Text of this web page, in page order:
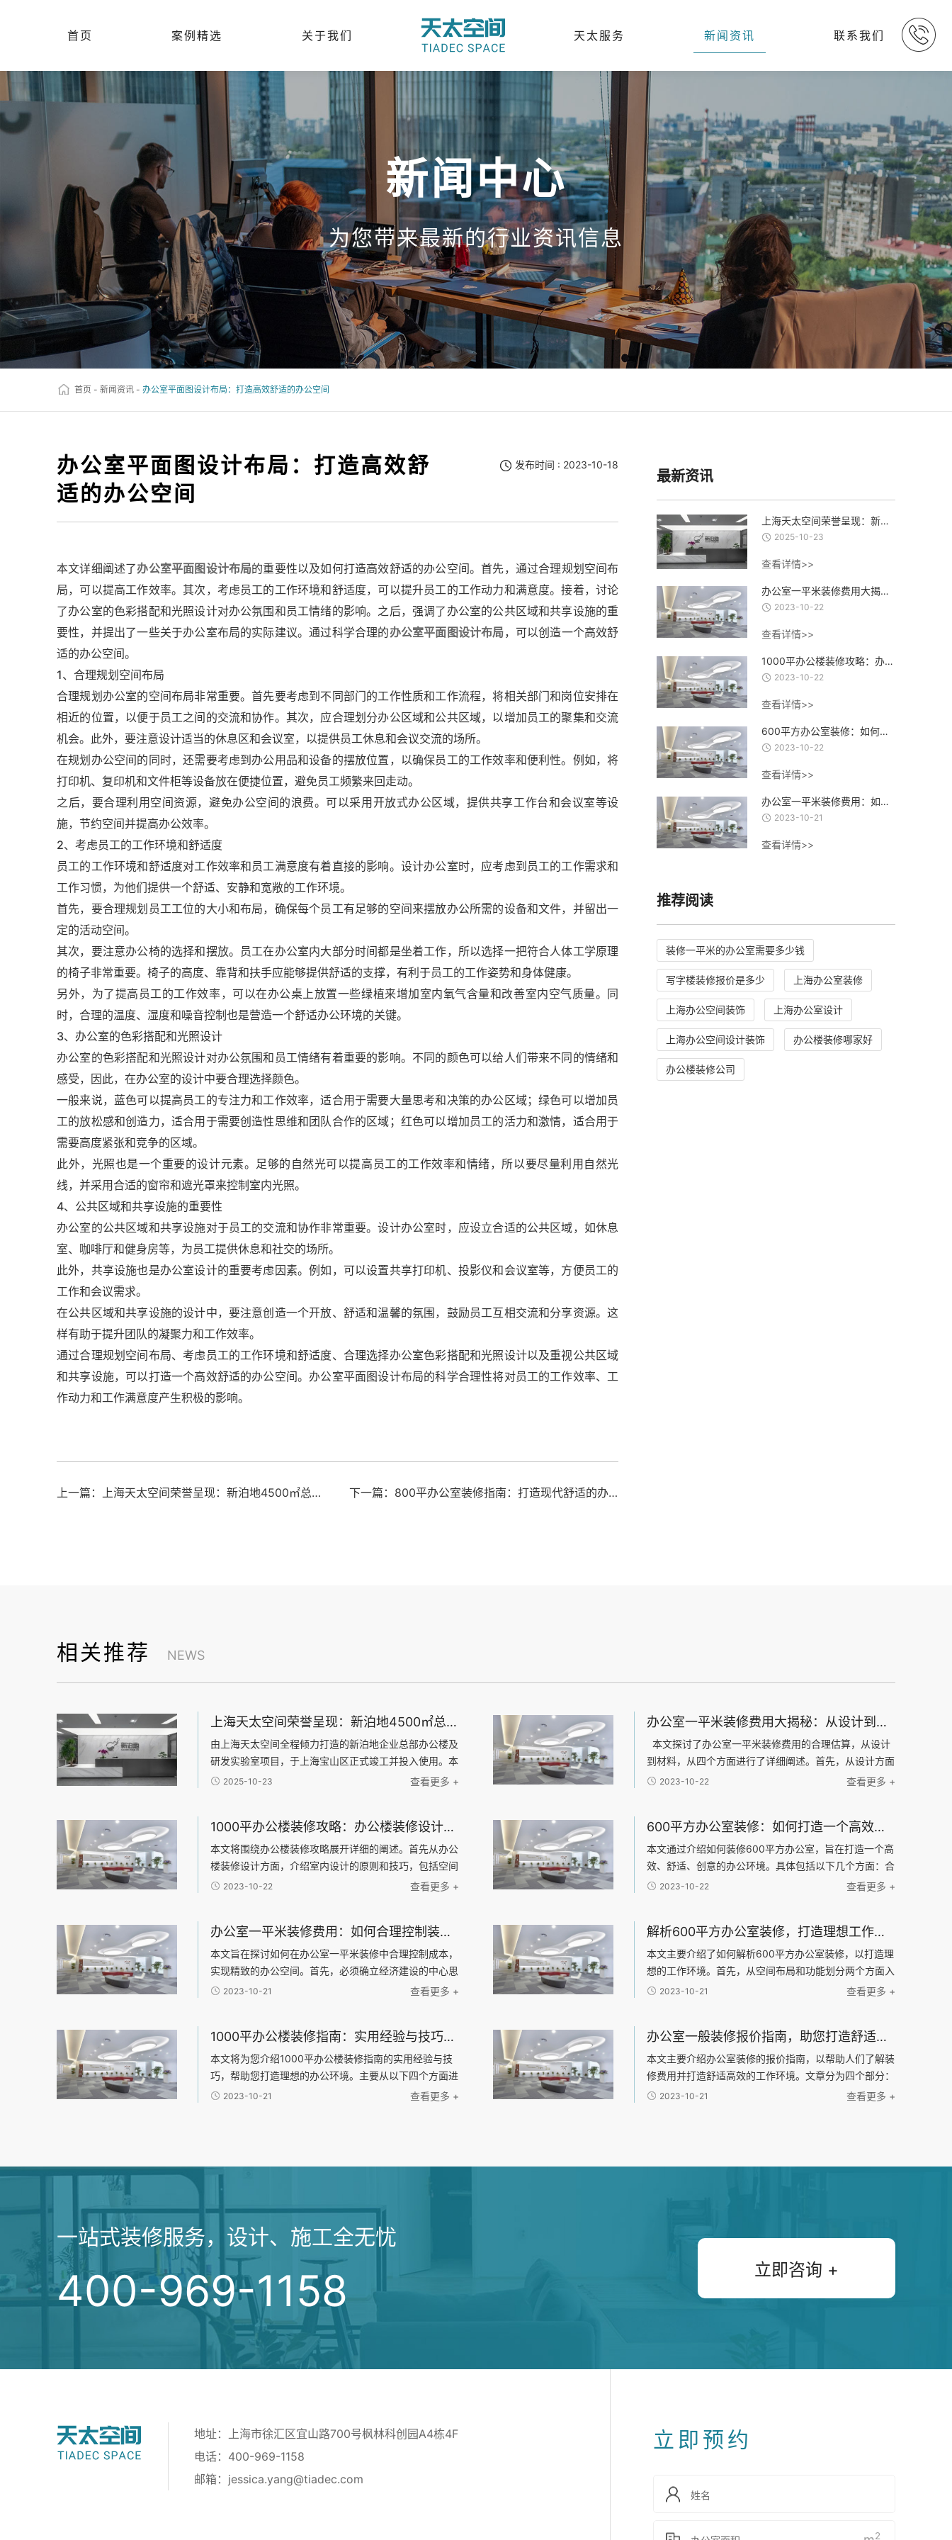
首页 案例精选 关于我们 天太服务 新闻资讯 联系我们
新闻中心
为您带来最新的行业资讯信息
首页 - 新闻资讯 - 办公室平面图设计布局：打造高效舒适的办公空间
办公室平面图设计布局：打造高效舒
适的办公空间
发布时间 : 2023-10-18
本文详细阐述了办公室平面图设计布局的重要性以及如何打造高效舒适的办公空间。首先，通过合理规划空间布
局，可以提高工作效率。其次，考虑员工的工作环境和舒适度，可以提升员工的工作动力和满意度。接着，讨论
了办公室的色彩搭配和光照设计对办公氛围和员工情绪的影响。之后，强调了办公室的公共区域和共享设施的重
要性，并提出了一些关于办公室布局的实际建议。通过科学合理的办公室平面图设计布局，可以创造一个高效舒
适的办公空间。
1、合理规划空间布局
合理规划办公室的空间布局非常重要。首先要考虑到不同部门的工作性质和工作流程，将相关部门和岗位安排在
相近的位置，以便于员工之间的交流和协作。其次，应合理划分办公区域和公共区域，以增加员工的聚集和交流
机会。此外，要注意设计适当的休息区和会议室，以提供员工休息和会议交流的场所。
在规划办公空间的同时，还需要考虑到办公用品和设备的摆放位置，以确保员工的工作效率和便利性。例如，将
打印机、复印机和文件柜等设备放在便捷位置，避免员工频繁来回走动。
之后，要合理利用空间资源，避免办公空间的浪费。可以采用开放式办公区域，提供共享工作台和会议室等设
施，节约空间并提高办公效率。
2、考虑员工的工作环境和舒适度
员工的工作环境和舒适度对工作效率和员工满意度有着直接的影响。设计办公室时，应考虑到员工的工作需求和
工作习惯，为他们提供一个舒适、安静和宽敞的工作环境。
首先，要合理规划员工工位的大小和布局，确保每个员工有足够的空间来摆放办公所需的设备和文件，并留出一
定的活动空间。
其次，要注意办公椅的选择和摆放。员工在办公室内大部分时间都是坐着工作，所以选择一把符合人体工学原理
的椅子非常重要。椅子的高度、靠背和扶手应能够提供舒适的支撑，有利于员工的工作姿势和身体健康。
另外，为了提高员工的工作效率，可以在办公桌上放置一些绿植来增加室内氧气含量和改善室内空气质量。同
时，合理的温度、湿度和噪音控制也是营造一个舒适办公环境的关键。
3、办公室的色彩搭配和光照设计
办公室的色彩搭配和光照设计对办公氛围和员工情绪有着重要的影响。不同的颜色可以给人们带来不同的情绪和
感受，因此，在办公室的设计中要合理选择颜色。
一般来说，蓝色可以提高员工的专注力和工作效率，适合用于需要大量思考和决策的办公区域；绿色可以增加员
工的放松感和创造力，适合用于需要创造性思维和团队合作的区域；红色可以增加员工的活力和激情，适合用于
需要高度紧张和竞争的区域。
此外，光照也是一个重要的设计元素。足够的自然光可以提高员工的工作效率和情绪，所以要尽量利用自然光
线，并采用合适的窗帘和遮光罩来控制室内光照。
4、公共区域和共享设施的重要性
办公室的公共区域和共享设施对于员工的交流和协作非常重要。设计办公室时，应设立合适的公共区域，如休息
室、咖啡厅和健身房等，为员工提供休息和社交的场所。
此外，共享设施也是办公室设计的重要考虑因素。例如，可以设置共享打印机、投影仪和会议室等，方便员工的
工作和会议需求。
在公共区域和共享设施的设计中，要注意创造一个开放、舒适和温馨的氛围，鼓励员工互相交流和分享资源。这
样有助于提升团队的凝聚力和工作效率。
通过合理规划空间布局、考虑员工的工作环境和舒适度、合理选择办公室色彩搭配和光照设计以及重视公共区域
和共享设施，可以打造一个高效舒适的办公空间。办公室平面图设计布局的科学合理性将对员工的工作效率、工
作动力和工作满意度产生积极的影响。
上一篇：上海天太空间荣誉呈现：新泊地4500㎡总部科研办公一体化空间圆满交付 下一篇：800平办公室装修指南：打造现代舒适的办公环境，提升企业形象与员工工作效率
最新资讯
上海天太空间荣誉呈现：新泊地4500㎡总部科研办公一体化空间圆满交付
2025-10-23
查看详情>>
办公室一平米装修费用大揭秘：从设计到材料，了解每一项费用的合理估算
2023-10-22
查看详情>>
1000平办公楼装修攻略：办公楼装修设计、材料选择与施工流程全指南
2023-10-22
查看详情>>
600平方办公室装修：如何打造一个高效、舒适、创意的办公环境？
2023-10-22
查看详情>>
办公室一平米装修费用：如何合理控制装修成本，实现精致办公空间的经济建设
2023-10-21
查看详情>>
推荐阅读
装修一平米的办公室需要多少钱
写字楼装修报价是多少 上海办公室装修
上海办公空间装饰 上海办公室设计
上海办公空间设计装饰 办公楼装修哪家好
办公楼装修公司
相关推荐 NEWS
上海天太空间荣誉呈现：新泊地4500㎡总部科研办公一体化空间圆满交付
由上海天太空间全程倾力打造的新泊地企业总部办公楼及
研发实验室项目，于上海宝山区正式竣工并投入使用。本
项目总面积达4500平方米，是天太空间在高新技术企业
技术企业的独特需求，天太空间设计团队以“专业、高
效、安全”为核心设计原则，精准规划空间架构。我们通
过清晰的动线与功能分区，实现了办公区与实验区的独立
与联动，既保障了研发环境的专业性与安全性，又极大地
2025-10-23 查看更多 +
办公室一平米装修费用大揭秘：从设计到材料，了解每一项费用的合理估算
本文探讨了办公室一平米装修费用的合理估算，从设计
到材料，从四个方面进行了详细阐述。首先，从设计方面
分析了办公室装修所需的设计费用，并介绍了不同设计风
2023-10-22 查看更多 +
1000平办公楼装修攻略：办公楼装修设计、材料选择与施工流程全指南
本文将围绕办公楼装修攻略展开详细的阐述。首先从办公
楼装修设计方面，介绍室内设计的原则和技巧，包括空间
布局、光线利用、色彩搭配等。然后，探讨办公楼装修材
2023-10-22 查看更多 +
600平方办公室装修：如何打造一个高效、舒适、创意的办公环境？
本文通过介绍如何装修600平方办公室，旨在打造一个高
效、舒适、创意的办公环境。具体包括以下几个方面：合
理布局、舒适家具、科技智能化和独特创意元素。合理布
2023-10-22 查看更多 +
办公室一平米装修费用：如何合理控制装修成本，实现精致办公空间的经济建设
本文旨在探讨如何在办公室一平米装修中合理控制成本，
实现精致的办公空间。首先，必须确立经济建设的中心思
想。其次，可以从四个方面入手：定制化设计、材料选
2023-10-21 查看更多 +
解析600平方办公室装修，打造理想工作环境的技巧与建议
本文主要介绍了如何解析600平方办公室装修，以打造理
想的工作环境。首先，从空间布局和功能划分两个方面入
手，分析了合理的办公室布局和不同功能区域的设计建
2023-10-21 查看更多 +
1000平办公楼装修指南：实用经验与技巧解密，帮助您打造理想的办公环境！
本文将为您介绍1000平办公楼装修指南的实用经验与技
巧，帮助您打造理想的办公环境。主要从以下四个方面进
行阐述：1、规划办公空间；2、选择合适的装修材料；
2023-10-21 查看更多 +
办公室一般装修报价指南，助您打造舒适高效的工作环境！
本文主要介绍办公室装修的报价指南，以帮助人们了解装
修费用并打造舒适高效的工作环境。文章分为四个部分：
首先是装修的基本费用，包括设计费、施工费和材料费
2023-10-21 查看更多 +
一站式装修服务，设计、施工全无忧
400-969-1158 立即咨询 +
地址：上海市徐汇区宜山路700号枫林科创园A4栋4F
电话：400-969-1158
邮箱： jessica.yang@tiadec.com
立即预约
2